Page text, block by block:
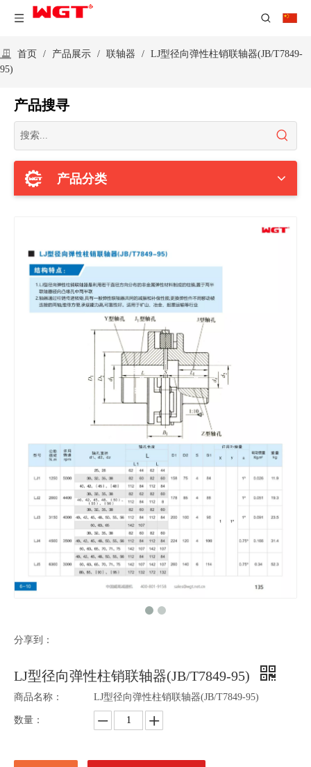
首页 / 产品展示 / 联轴器 / LJ型径向弹性柱销联轴器(JB/T7849-
95)
产品搜寻
产品分类
分享到：
LJ型径向弹性柱销联轴器(JB/T7849-95)
商品名称： LJ型径向弹性柱销联轴器(JB/T7849-95)
数量：